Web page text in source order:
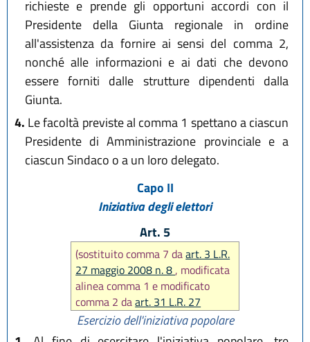
richieste e prende gli opportuni accordi con il
Presidente della Giunta regionale in ordine
all'assistenza da fornire ai sensi del comma 2,
nonché alle informazioni e ai dati che devono
essere forniti dalle strutture dipendenti dalla
Giunta.
4. Le facoltà previste al comma 1 spettano a ciascun
Presidente di Amministrazione provinciale e a
ciascun Sindaco o a un loro delegato.
Capo II
Iniziativa degli elettori
Art. 5
(sostituito comma 7 daart. 3 L.R.
27 maggio 2008 n. 8, modificata
alinea comma 1 e modificato
comma 2 daart. 31 L.R. 27
maggio 2008 n. 8)
Esercizio dell'iniziativa popolare